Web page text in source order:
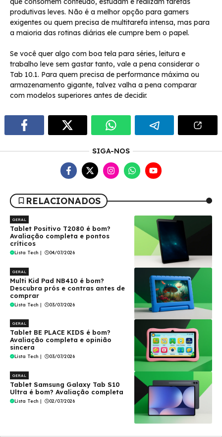
produtivas leves. Não é a melhor opção para gamers
exigentes ou quem precisa de multitarefa intensa, mas para
a maioria das rotinas diárias ele cumpre bem o papel.
Se você quer algo com boa tela para séries, leitura e
trabalho leve sem gastar tanto, vale a pena considerar o
Tab 10.1. Para quem precisa de performance máxima ou
armazenamento gigante, talvez valha a pena comparar
com modelos superiores antes de decidir.
SIGA-NOS
RELACIONADOS
GERAL
Tablet Positivo T2080 é bom?
Avaliação completa e pontos
críticos
Lista Tech | 04/07/2026
GERAL
Multi Kid Pad NB410 é bom?
Descubra prós e contras antes de
comprar
Lista Tech | 03/07/2026
GERAL
Tablet BE PLACE KIDS é bom?
Avaliação completa e opinião
sincera
Lista Tech | 03/07/2026
GERAL
Tablet Samsung Galaxy Tab S10
Ultra é bom? Avaliação completa
Lista Tech | 02/07/2026